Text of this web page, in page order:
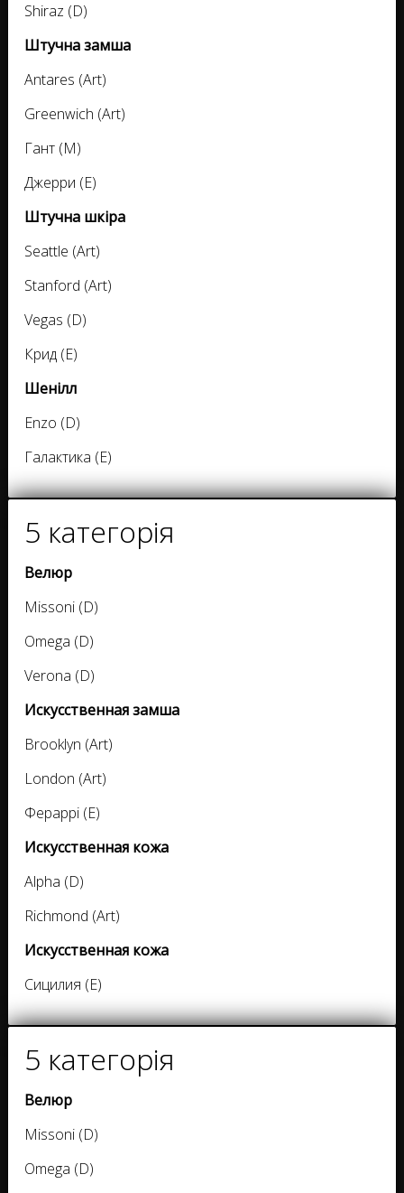
Shiraz (D)
Штучна замша
Antares (Art)
Greenwich (Art)
Гант (M)
Джерри (E)
Штучна шкіра
Seattle (Art)
Stanford (Art)
Vegas (D)
Крид (E)
Шенілл
Enzo (D)
Галактика (E)
5 категорія
Велюр
Missoni (D)
Omega (D)
Verona (D)
Искусственная замша
Brooklyn (Art)
London (Art)
Фераррі (E)
Искусственная кожа
Alpha (D)
Richmond (Art)
Искусственная кожа
Сицилия (E)
5 категорія
Велюр
Missoni (D)
Omega (D)